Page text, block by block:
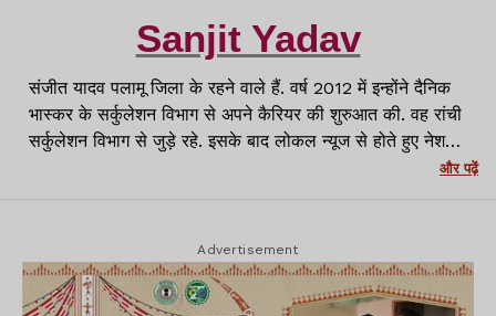
Sanjit Yadav
संजीत यादव पलामू जिला के रहने वाले हैं. वर्ष 2012 में इन्होंने दैनिक
भास्कर के सर्कुलेशन विभाग से अपने कैरियर की शुरुआत की. वह रांची
सर्कुलेशन विभाग से जुड़े रहे. इसके बाद लोकल न्यूज से होते हुए नेशनल
मीडिया प्लेटफॉर्म्स जैसे APN News, News11 और NewsWing
वर्तमान में रांची में लगातार न्यूज़ के साथ वर्तमान में क्राइम रिपोर्टर के
रूप में कार्यरत हूं.
और पढ़ें
Advertisement